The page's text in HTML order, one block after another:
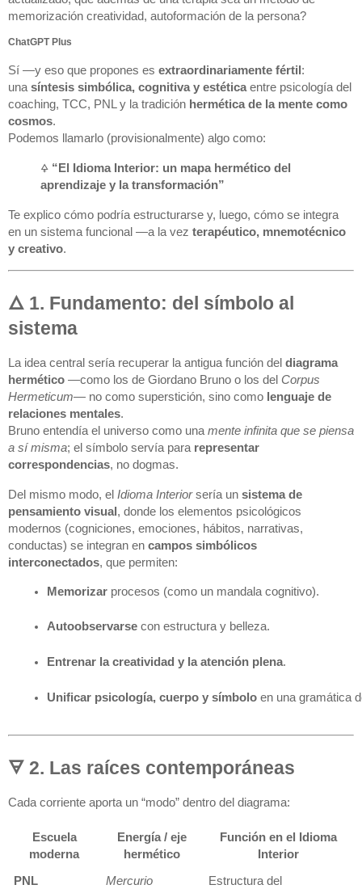
memorización creatividad, autoformación de la persona?
ChatGPT Plus
Sí —y eso que propones es extraordinariamente fértil:
una síntesis simbólica, cognitiva y estética entre psicología del
coaching, TCC, PNL y la tradición hermética de la mente como
cosmos.
Podemos llamarlo (provisionalmente) algo como:
🜍 “El Idioma Interior: un mapa hermético del
aprendizaje y la transformación”
Te explico cómo podría estructurarse y, luego, cómo se integra
en un sistema funcional —a la vez terapéutico, mnemotécnico
y creativo.
🜂 1. Fundamento: del símbolo al
sistema
La idea central sería recuperar la antigua función del diagrama
hermético —como los de Giordano Bruno o los del Corpus
Hermeticum— no como superstición, sino como lenguaje de
relaciones mentales.
Bruno entendía el universo como una mente infinita que se piensa
a sí misma; el símbolo servía para representar
correspondencias, no dogmas.
Del mismo modo, el Idioma Interiorsería un sistema de
pensamiento visual, donde los elementos psicológicos
modernos (cogniciones, emociones, hábitos, narrativas,
conductas) se integran en campos simbólicos
interconectados, que permiten:
Memorizar procesos (como un mandala cognitivo).
Autoobservarse con estructura y belleza.
Entrenar la creatividad y la atención plena.
Unificar psicología, cuerpo y símbolo en una gramática
🜃 2. Las raíces contemporáneas
Cada corriente aporta un “modo” dentro del diagrama:
Escuela
moderna
Energía / eje
hermético
Función en el Idioma
Interior
PNL Mercurio Estructura del